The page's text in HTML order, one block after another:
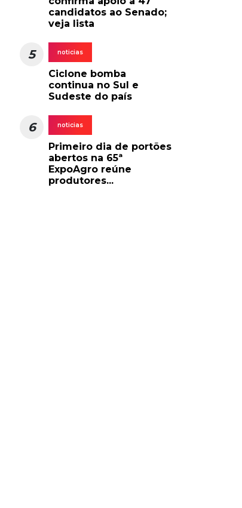
candidatos ao Senado;
veja lista
5 noticias
Ciclone bomba
continua no Sul e
Sudeste do país
6 noticias
Primeiro dia de portões
abertos na 65ª
ExpoAgro reúne
produtores...